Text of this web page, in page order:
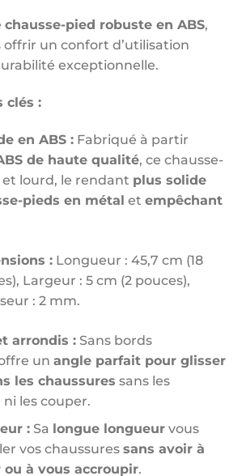
chausse-pied robuste en ABS,
offrir un confort d’utilisation
exceptionnelle.
clés :
en ABS :Fabriqué à partir
de haute qualité, ce chausse-
et lourd, le rendant plus solide
pieds en métal et empêchant
:Longueur : 45,7 cm (18
Largeur : 5 cm (2 pouces),
: 2 mm.
arrondis :Sans bords
un angle parfait pour glisser
les chaussures sans les
les couper.
:Sa longue longueurvous
vos chaussures sans avoir à
ou à vous accroupir.